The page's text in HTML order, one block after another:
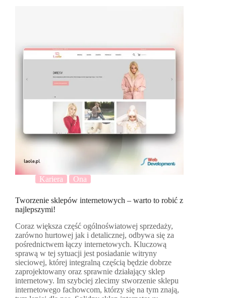
Kariera Ona
Tworzenie sklepów internetowych – warto to robić z
najlepszymi!
Coraz większa część ogólnoświatowej sprzedaży,
zarówno hurtowej jak i detalicznej, odbywa się za
pośrednictwem łączy internetowych. Kluczową
sprawą w tej sytuacji jest posiadanie witryny
sieciowej, której integralną częścią będzie dobrze
zaprojektowany oraz sprawnie działający sklep
internetowy. Im szybciej zlecimy stworzenie sklepu
internetowego fachowcom, którzy się na tym znają,